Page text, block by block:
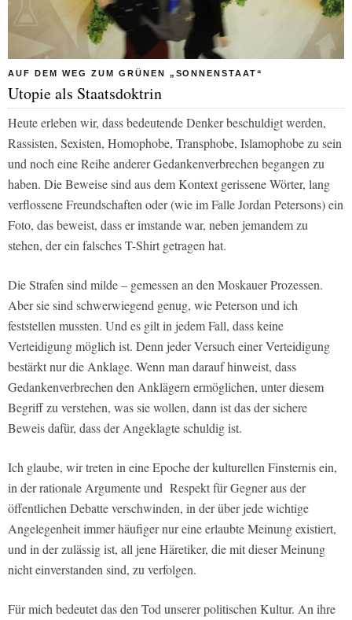
AUF DEM WEG ZUM GRÜNEN „SONNENSTAAT“
Utopie als Staatsdoktrin
Heute erleben wir, dass bedeutende Denker beschuldigt werden,
Rassisten, Sexisten, Homophobe, Transphobe, Islamophobe zu sein
und noch eine Reihe anderer Gedankenverbrechen begangen zu
haben. Die Beweise sind aus dem Kontext gerissene Wörter, lang
verflossene Freundschaften oder (wie im Falle Jordan Petersons) ein
Foto, das beweist, dass er imstande war, neben jemandem zu
stehen, der ein falsches T-Shirt getragen hat.
Die Strafen sind milde – gemessen an den Moskauer Prozessen.
Aber sie sind schwerwiegend genug, wie Peterson und ich
feststellen mussten. Und es gilt in jedem Fall, dass keine
Verteidigung möglich ist. Denn jeder Versuch einer Verteidigung
bestärkt nur die Anklage. Wenn man darauf hinweist, dass
Gedankenverbrechen den Anklägern ermöglichen, unter diesem
Begriff zu verstehen, was sie wollen, dann ist das der sichere
Beweis dafür, dass der Angeklagte schuldig ist.
Ich glaube, wir treten in eine Epoche der kulturellen Finsternis ein,
in der rationale Argumente und Respekt für Gegner aus der
öffentlichen Debatte verschwinden, in der über jede wichtige
Angelegenheit immer häufiger nur eine erlaubte Meinung existiert,
und in der zulässig ist, all jene Häretiker, die mit dieser Meinung
nicht einverstanden sind, zu verfolgen.
Für mich bedeutet das den Tod unserer politischen Kultur. An ihre